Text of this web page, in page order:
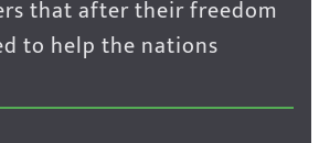
that after their freedom
to help the nations